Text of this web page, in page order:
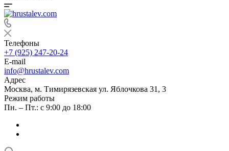
Телефоны
+7 (925) 247-20-24
E-mail
info@hrustalev.com
Адрес
Москва, м. Тимирязевская ул. Яблочкова 31, 3
Режим работы
Пн. – Пт.: с 9:00 до 18:00